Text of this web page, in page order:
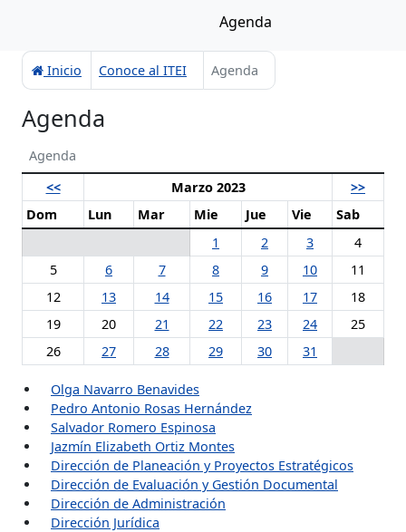
Agenda
Inicio Conoce al ITEI Agenda
Agenda
Agenda
<<
Marzo 2023
>>
Dom
Lun Mar Mie Jue Vie
Sab
1
2 3
4
5
6 7 8 9 10
11
12
13 14 15 16 17
18
19
20 21 22 23 24
25
26
27 28 29 30 31
Olga Navarro Benavides
Pedro Antonio Rosas Hernández
Salvador Romero Espinosa
Jazmín Elizabeth Ortiz Montes
Dirección de Planeación y Proyectos Estratégicos
Dirección de Evaluación y Gestión Documental
Dirección de Administración
Dirección Jurídica